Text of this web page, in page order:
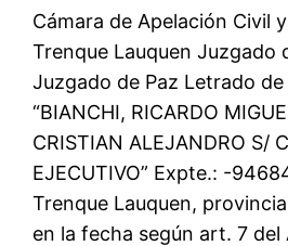
Cámara de Apelación Civil
Trenque Lauquen Juzgado
Juzgado de Paz Letrado
“BIANCHI, RICARDO
CRISTIAN ALEJANDRO S/
EJECUTIVO” Expte.: -
Trenque Lauquen,
en la fecha según art. 7 del